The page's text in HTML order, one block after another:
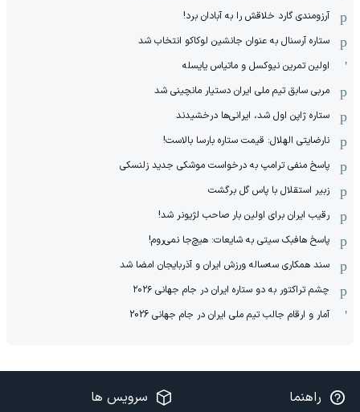
آرزومندی گارد خلاقش را به آبادان برد!
ستاره آرسنال به عنوان جانشین لوکاکو انتخاب شد
اولین تمرین نیوکسل و ماتیاس یایسله
مربی سابق تیم ملی ایران دستیار مانچینی شد
ستاره ژاپن اول شد، ایرانی‌ها درخشیدند
نارضایتی الهلال: قیمت ستاره بارسا بالاست!
پاسخ منفی ترامپ به درخواست موشکی جدید زلنسکی
زبیر استقلال با پاس گل برگشت
رقیب ایران برای اولین بار صاحب لژیونر شد!
پاسخ هافبک سیتی به شایعات: هیچ‌جا نمی‌روم!
سند همکاری سه‌ساله‌ ‌ورزش ایران و آذربایجان امضا شد
چشم تراکتور به دو ستاره ایران در جام جهانی ۲۰۲۶
آمار و ارقام جالب تیم ملی ایران در جام جهانی 2026
راهنما سرویس ها